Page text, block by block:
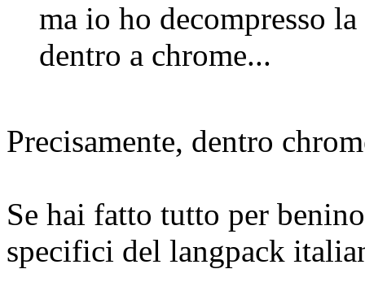
ma io ho decompresso
dentro a chrome...
Precisamente, dentro
Se hai fatto tutto per
specifici del langpack